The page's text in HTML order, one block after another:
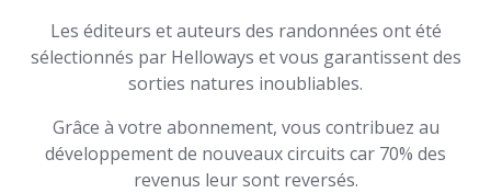
Les éditeurs et auteurs des randonnées ont été
sélectionnés par Helloways et vous garantissent des
sorties natures inoubliables.
Grâce à votre abonnement, vous contribuez au
développement de nouveaux circuits car 70% des
revenus leur sont reversés.